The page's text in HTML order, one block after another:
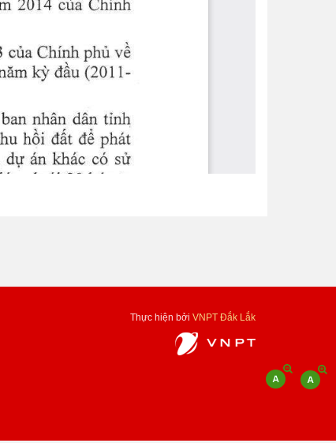
Thực hiện bởi VNPT Đắk Lắk